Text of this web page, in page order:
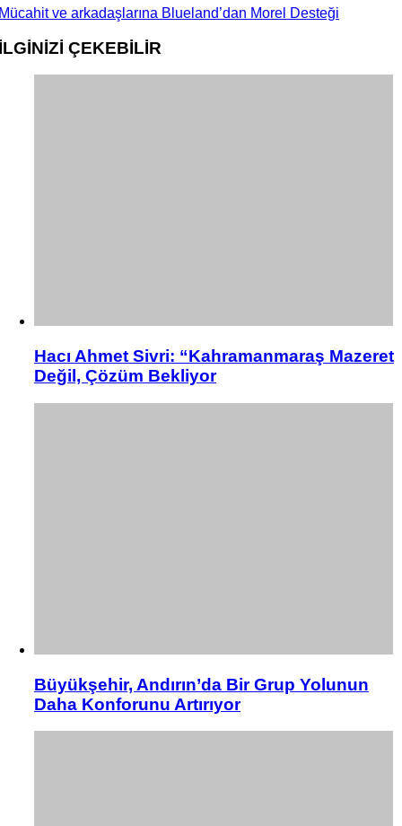
ve arkadaşlarına Blueland’dan Morel Desteği
ÇEKEBİLİR
Hacı Ahmet Sivri: “Kahramanmaraş Mazeret
Değil, Çözüm Bekliyor
Büyükşehir, Andırın’da Bir Grup Yolunun
Daha Konforunu Artırıyor